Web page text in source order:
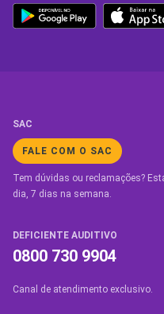
SAC
FALE COM O SAC
Tem dúvidas ou reclamações?
dia, 7 dias na semana.
DEFICIENTE AUDITIVO
0800 730 9904
Canal de atendimento exclusivo.